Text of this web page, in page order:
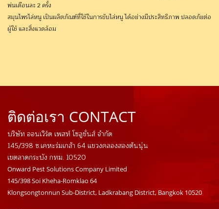
พ่นเดือนละ 2 ครั้ง
สมุนไพรไล่หนู เป็นผลิตภัณฑ์ที่ใช้ในการขับไล่หนู ได้อย่างมีประสิทธิภาพ ปลอดภัยต่อ
ผู้ใช้ และสิ่งแวดล้อม
ติดต่อเรา CONTACT
บริษัท ออนเวิร์ด เพสท์ โซลูชั่นส์ จำกัด
145/398 ซ.เคหะร่มเกล้า 64 แขวงคลองสองต้นนุ่น
เขตลาดกระบัง กทม. 10520
Onward Pest Solutions Company Limited
145/398 Soi Kheha-Romklao 64
Klongsongtonnun Sub-District, Ladkrabang District, Bangkok 10520